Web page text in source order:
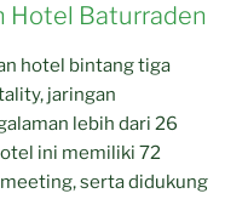
Hotel Baturraden
hotel bintang tiga
jaringan
lebih dari 26
ini memiliki 72
meeting, serta didukung